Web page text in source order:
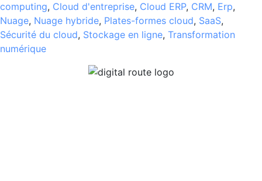
computing, Cloud d'entreprise, Cloud ERP, CRM, Erp,
Nuage, Nuage hybride, Plates-formes cloud, SaaS,
Sécurité du cloud, Stockage en ligne, Transformation
numérique